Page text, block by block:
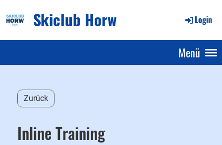
Skiclub Horw Login
Menü
Zurück
Inline Training